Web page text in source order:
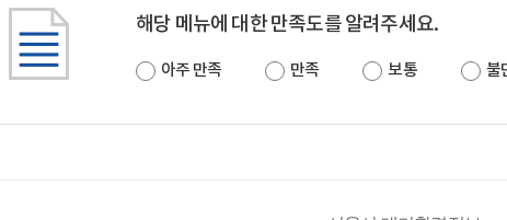
해당 메뉴에 대한 만족도를 알려주세요.
아주 만족 만족 보통 불